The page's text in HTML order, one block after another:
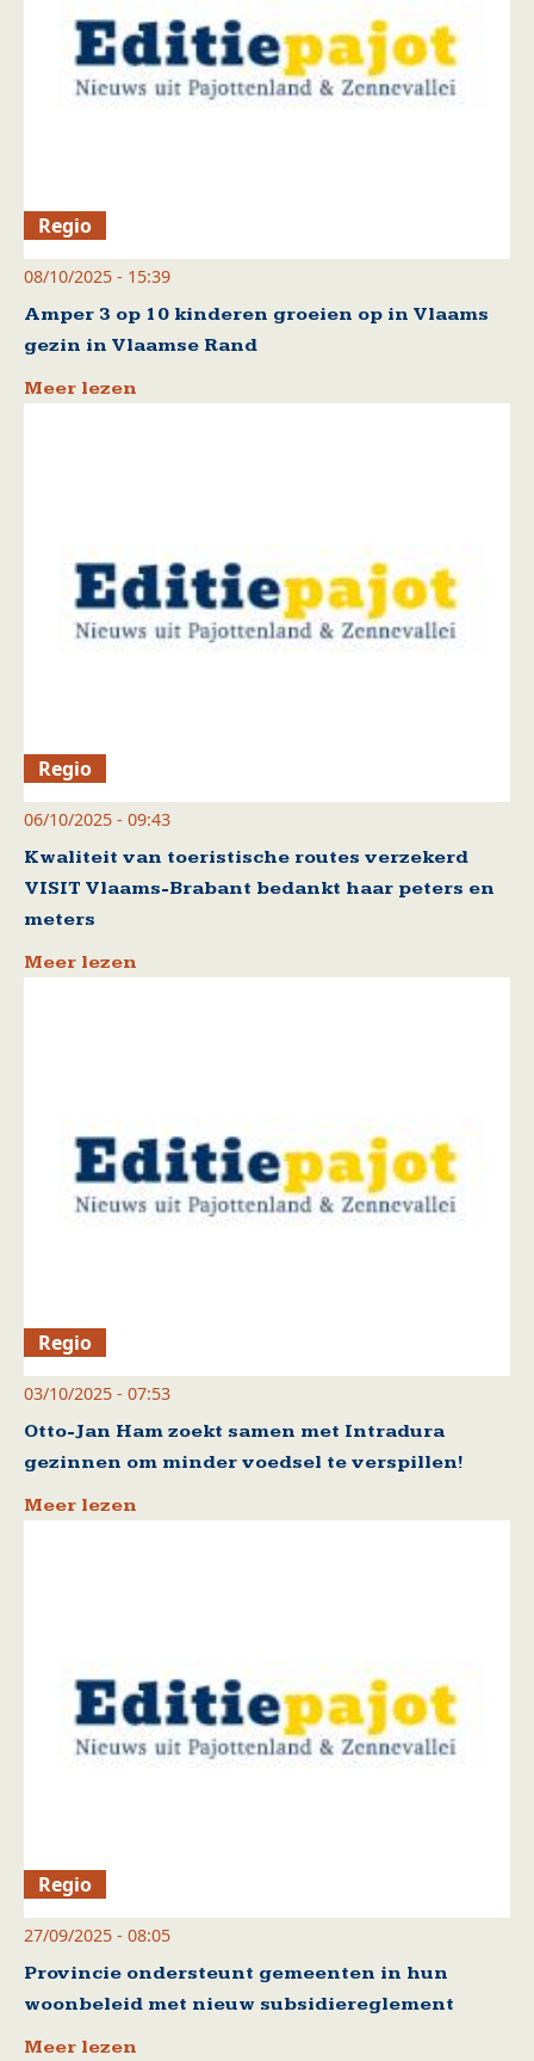
Regio
08/10/2025 - 15:39
Amper 3 op 10 kinderen groeien op in Vlaams
gezin in Vlaamse Rand
Meer lezen
Regio
06/10/2025 - 09:43
Kwaliteit van toeristische routes verzekerd
VISIT Vlaams-Brabant bedankt haar peters en
meters
Meer lezen
Regio
03/10/2025 - 07:53
Otto-Jan Ham zoekt samen met Intradura
gezinnen om minder voedsel te verspillen!
Meer lezen
Regio
27/09/2025 - 08:05
Provincie ondersteunt gemeenten in hun
woonbeleid met nieuw subsidiereglement
Meer lezen